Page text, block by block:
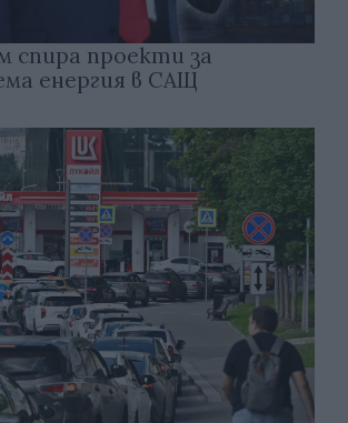
спира проекти за
енергия в САЩ